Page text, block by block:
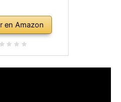
en Amazon